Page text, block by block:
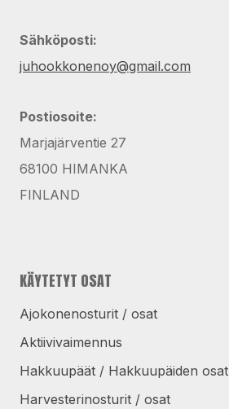
Sähköposti:
juhookkonenoy@gmail.com
Postiosoite:
Marjajärventie 27
68100 HIMANKA
FINLAND
KÄYTETYT OSAT
Ajokonenosturit / osat
Aktiivivaimennus
Hakkuupäät / Hakkuupäiden osat
Harvesterinosturit / osat